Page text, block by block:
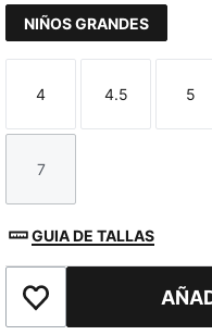
NIÑOS GRANDES
Talla
4
Talla
4.5 5
Talla
7
GUIA DE TALLAS
Añadir a la lista de